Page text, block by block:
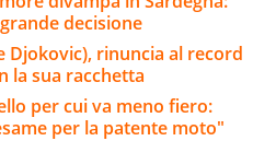
decisione
Djokovic), rinuncia al record
la sua racchetta
per cui va meno fiero:
per la patente moto"